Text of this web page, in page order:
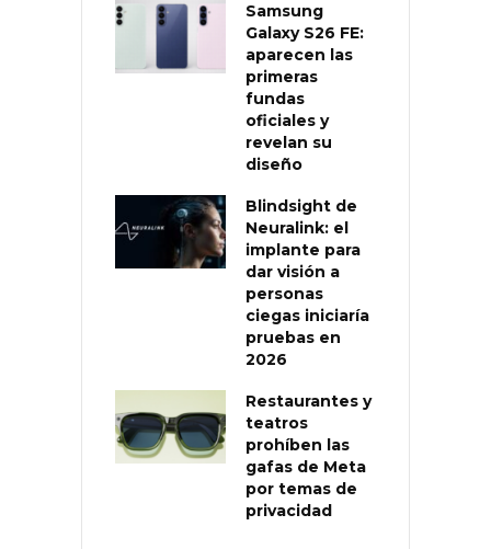
Samsung
Galaxy S26 FE:
aparecen las
primeras
fundas
oficiales y
revelan su
diseño
Blindsight de
Neuralink: el
implante para
dar visión a
personas
ciegas iniciaría
pruebas en
2026
Restaurantes y
teatros
prohíben las
gafas de Meta
por temas de
privacidad